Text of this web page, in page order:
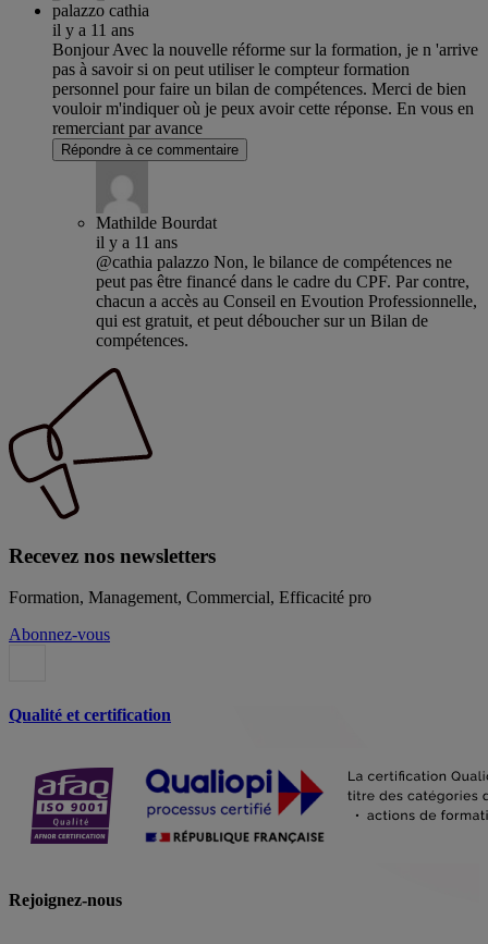
palazzo cathia
il y a 11 ans
Bonjour Avec la nouvelle réforme sur la formation, je n 'arrive
pas à savoir si on peut utiliser le compteur formation
personnel pour faire un bilan de compétences. Merci de bien
vouloir m'indiquer où je peux avoir cette réponse. En vous en
remerciant par avance
Répondre à ce commentaire
Mathilde Bourdat
il y a 11 ans
@cathia palazzo Non, le bilance de compétences ne
peut pas être financé dans le cadre du CPF. Par contre,
chacun a accès au Conseil en Evoution Professionnelle,
qui est gratuit, et peut déboucher sur un Bilan de
compétences.
Recevez nos newsletters
Formation, Management, Commercial, Efficacité pro
Abonnez-vous
Qualité et certification
Rejoignez-nous